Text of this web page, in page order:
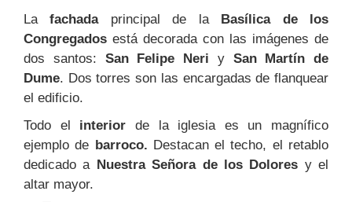
Lafachadaprincipal de la Basílica de los
Congregados está decorada con las imágenes de
dos santos: San Felipe Neri y San Martín de
Dume. Dos torres son las encargadas de flanquear
el edificio.
Todo el interior de la iglesia es un magnífico
ejemplo de barroco. Destacan el techo, el retablo
dedicado aNuestra Señora de los Dolores y el
altar mayor.